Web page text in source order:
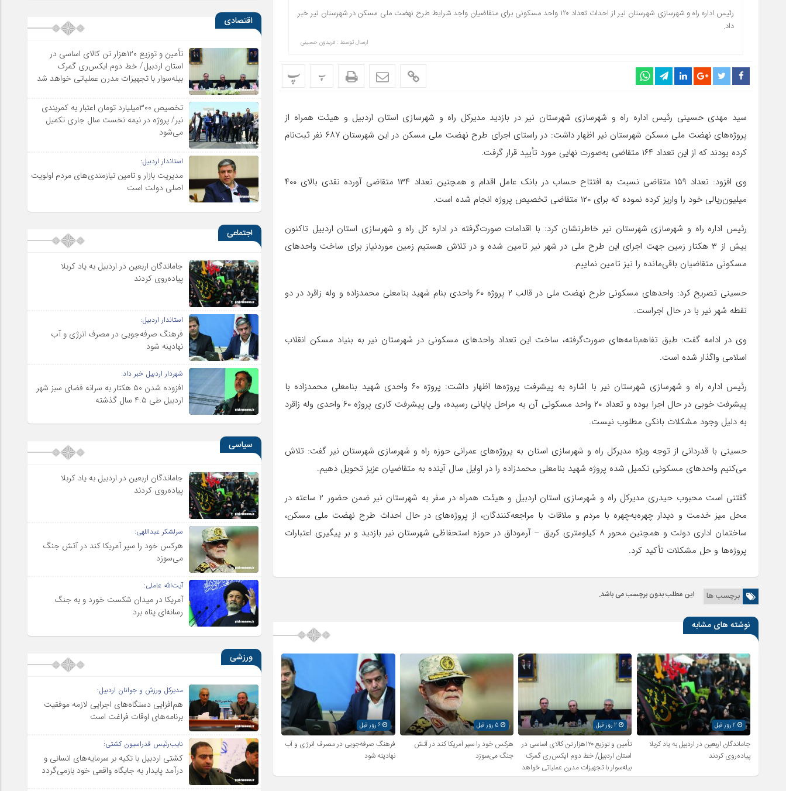
رئیس اداره راه و شهرسازی شهرستان نیر از احداث تعداد ۱۲۰ واحد مسکونی برای متقاضیان واجد شرایط طرح نهضت ملی مسکن در شهرستان نیر خبر
داد.
ارسال توسط : فریدون حسینی
پ پ
سید مهدی حسینی رئیس اداره راه و شهرسازی شهرستان نیر در بازدید مدیرکل راه و شهرسازی استان اردبیل و هیئت همراه از
پروژه‌های نهضت ملی مسکن شهرستان نیر اظهار داشت: در راستای اجرای طرح نهضت ملی مسکن در این شهرستان ۶۸۷ نفر ثبت‌نام
کرده بودند که از این تعداد ۱۶۴ متقاضی به‌صورت نهایی مورد تأیید قرار گرفت.
وی افزود: تعداد ۱۵۹ متقاضی نسبت به افتتاح حساب در بانک عامل اقدام و همچنین تعداد ۱۳۴ متقاضی آورده نقدی بالای ۴۰۰
میلیون‌ریالی خود را واریز کرده نموده که برای ۱۲۰ متقاضی تخصیص پروژه انجام شده است.
رئیس اداره راه و شهرسازی شهرستان نیر خاطرنشان کرد: با اقدامات صورت‌گرفته در اداره کل راه و شهرسازی استان اردبیل تاکنون
بیش از ۳ هکتار زمین جهت اجرای این طرح ملی در شهر نیر تامین شده و در تلاش هستیم زمین موردنیاز برای ساخت واحدهای
مسکونی متقاضیان باقی‌مانده را نیز تامین نماییم.
حسینی تصریح کرد: واحدهای مسکونی طرح نهضت ملی در قالب ۲ پروژه ۶۰ واحدی بنام شهید بنامعلی محمدزاده و وله زاقرد در دو
نقطه شهر نیر با در حال اجراست.
وی در ادامه گفت: طبق تفاهم‌نامه‌های صورت‌گرفته، ساخت این تعداد واحدهای مسکونی در شهرستان نیر به بنیاد مسکن انقلاب
اسلامی واگذار شده است.
رئیس اداره راه و شهرسازی شهرستان نیر با اشاره به پیشرفت پروژه‌ها اظهار داشت: پروژه ۶۰ واحدی شهید بنامعلی محمدزاده با
پیشرفت خوبی در حال اجرا بوده و تعداد ۲۰ واحد مسکونی آن به مراحل پایانی رسیده، ولی پیشرفت کاری پروژه ۶۰ واحدی وله زاقرد
به دلیل وجود مشکلات بانکی مطلوب نیست.
حسینی با قدردانی از توجه ویژه مدیرکل راه و شهرسازی استان به پروژه‌های عمرانی حوزه راه و شهرسازی شهرستان نیر گفت: تلاش
می‌کنیم واحدهای مسکونی تکمیل شده پروژه شهید بنامعلی محمدزاده را در اوایل سال آینده به متقاضیان عزیز تحویل دهیم.
گفتنی است محبوب حیدری مدیرکل راه و شهرسازی استان اردبیل و هیئت همراه در سفر به شهرستان نیر ضمن حضور ۲ ساعته در
محل میز خدمت و دیدار چهره‌به‌چهره با مردم و ملاقات با مراجعه‌کنندگان، از پروژه‌های در حال احداث طرح نهضت ملی مسکن،
ساختمان اداری دولت و همچنین محور ۸ کیلومتری کریق – آرموداق در حوزه استحفاظی شهرستان نیر بازدید و بر پیگیری اعتبارات
پروژه‌ها و حل مشکلات تأکید کرد.
برچسب ها این مطلب بدون برچسب می باشد.
نوشته های مشابه
2 روز قبل
جاماندگان اربعین در اردبیل به یاد کربلا
پیاده‌روی کردند
2 روز قبل
تأمین و توزیع ۱۲۰هزار تن کالای اساسی در
استان اردبیل/ خط دوم ایکس‌ری گمرک
بیله‌سوار با تجهیزات مدرن عملیاتی خواهد
شد
هرکس خود را سپر آمریکا کند در آتش
جنگ می‌سوزد
6 روز قبل
فرهنگ صرفه‌جویی در مصرف انرژی و آب
نهادینه شود
اقتصادی
تأمین و توزیع ۱۲۰هزار تن کالای اساسی در
استان اردبیل/ خط دوم ایکس‌ری گمرک
بیله‌سوار با تجهیزات مدرن عملیاتی خواهد شد
تخصیص ۳۰۰میلیارد تومان اعتبار به کمربندی
نیر/ پروژه در نیمه نخست سال جاری تکمیل
می‌شود
استاندار اردبیل:
مدیریت بازار و تامین نیازمندی‌های مردم اولویت‌
اصلی دولت است
اجتماعی
جاماندگان اربعین در اردبیل به یاد کربلا
پیاده‌روی کردند
استاندار اردبیل:
فرهنگ صرفه‌جویی در مصرف انرژی و آب
نهادینه شود
شهردار اردبیل خبر داد:
افزوده شدن ۵۰ هکتار به سرانه فضای سبز شهر
اردبیل طی ۴.۵ سال گذشته
سیاسی
جاماندگان اربعین در اردبیل به یاد کربلا
پیاده‌روی کردند
سرلشکر عبداللهی:
هرکس خود را سپر آمریکا کند در آتش جنگ
می‌سوزد
آیت‌الله عاملی:
آمریکا در میدان شکست خورد و به جنگ
رسانه‌ای پناه برد
ورزشی
مدیرکل ورزش و جوانان اردبیل:
هم‌افزایی دستگاه‌های اجرایی لازمه موفقیت
برنامه‌های اوقات فراغت است
نایب‌رئیس فدراسیون کشتی:
کشتی اردبیل با تکیه بر سرمایه‌های انسانی و
درآمد پایدار به جایگاه واقعی خود بازمی‌گردد